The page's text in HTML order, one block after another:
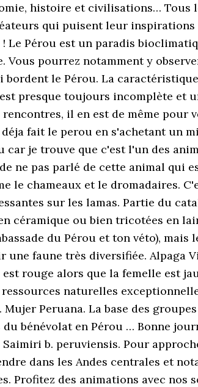
histoire et civilisations… Tous
qui puisent leur inspirations
Le Pérou est un paradis
Vous pourrez notamment y
bordent le Pérou. La
presque toujours incomplète et
il en est de même pour
fait le perou en s'achetant un
je trouve que c'est l'un des
ne pas parlé de cette animal qui
le chameaux et le dromadaires.
sur les lamas. Partie du
céramique ou bien tricotées en
du Pérou et ton véto),
une faune très diversifiée. Alpaga
rouge alors que la femelle est
naturelles
Peruana. La base des
du bénévolat en Pérou … Bonne
b. peruviensis. Pour
dans les Andes centrales et
Profitez des animations avec